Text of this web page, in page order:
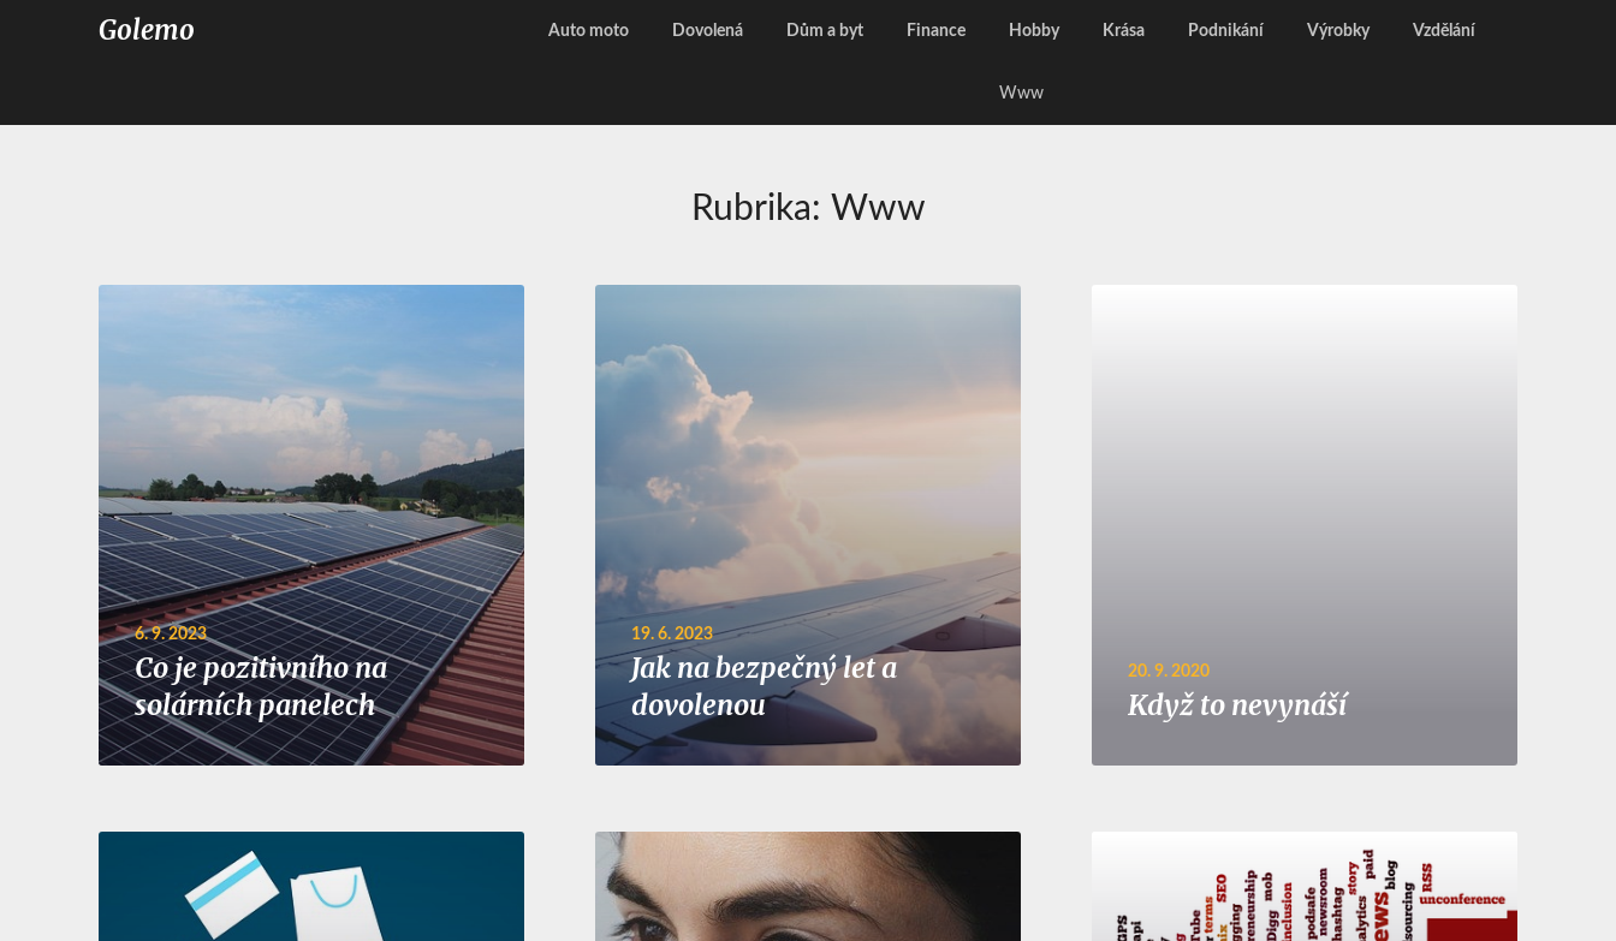
Golemo Auto moto Dovolená Dům a byt Finance Hobby Krása Podnikání Výrobky Vzdělání
Www
Rubrika: Www
6. 9. 2023
Co je pozitivního na
solárních panelech
19. 6. 2023
Jak na bezpečný let a
dovolenou
20. 9. 2020
Když to nevynáší